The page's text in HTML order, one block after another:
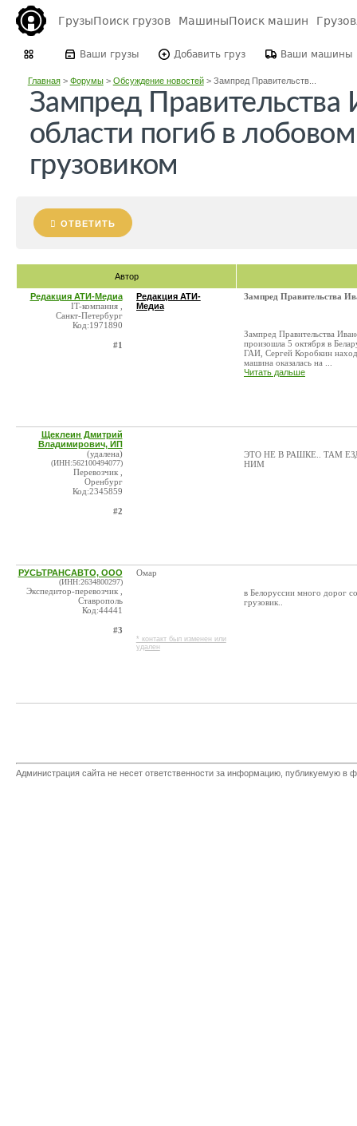
ГрузыПоиск грузов МашиныПоиск машин
Ваши грузы Добавить груз Ваши машины
Главная> Форумы> Обсуждение новостей> Зампред Правительств...
Зампред Правительства
области погиб в
грузовиком
ОТВЕТИТЬ
Автор
Редакция АТИ-Медиа
IT-компания ,
Санкт-Петербург
Код:1971890
#1
Редакция АТИ-
Медиа
Зампред Правительства
Зампред Правительства
произошла 5 октября в
ГАИ, Сергей Коробкин
машина оказалась на ...
Читать дальше
Щеклеин Дмитрий
Владимирович, ИП
(удалена)
(ИНН:562100494077)
Перевозчик ,
Оренбург
Код:2345859
#2
ЭТО НЕ В РАШКЕ.. ТАМ
НИМ
РУСЬТРАНСАВТО, ООО
(ИНН:2634800297)
Экспедитор-перевозчик ,
Ставрополь
Код:44441
#3
Омар
* контакт был изменен или
удален
в Белоруссии много дорог
грузовик..
Администрация сайта не несет ответственности за информацию, публикуемую